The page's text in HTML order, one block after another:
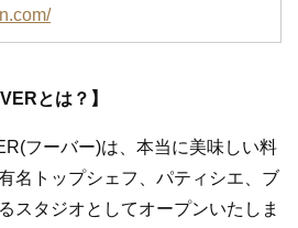
とは？】
フーバー)は、本当に美味しい料
名トップシェフ、パティシエ、ブ
スタジオとしてオープンいたしま